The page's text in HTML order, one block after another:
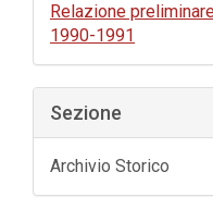
Relazione
1990-1991
Sezione
Archivio Storico